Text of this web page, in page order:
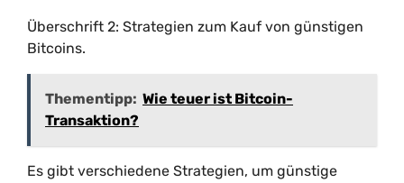
Überschrift 2: Strategien zum Kauf von günstigen
Bitcoins.
Thementipp: Wie teuer ist Bitcoin-
Transaktion?
Es gibt verschiedene Strategien, um günstige